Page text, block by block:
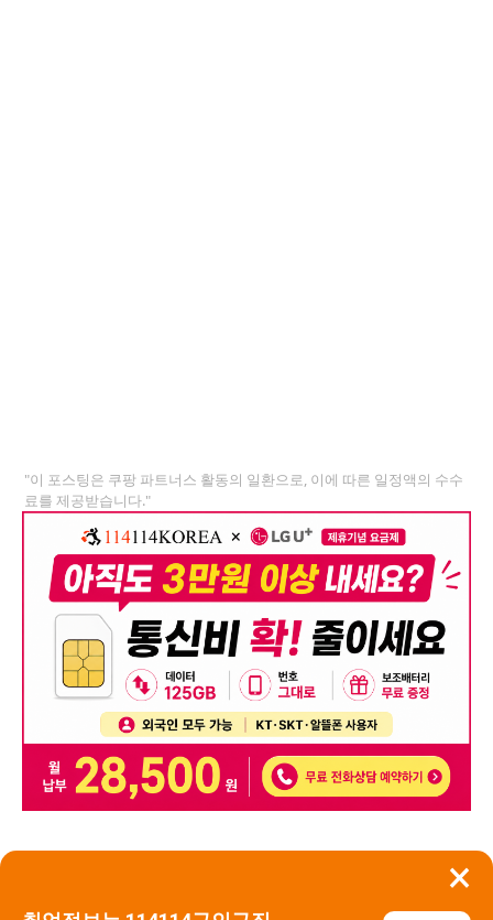
×
"이 포스팅은 쿠팡 파트너스 활동의 일환으로, 이에 따른 일정액의 수수
료를 제공받습니다."